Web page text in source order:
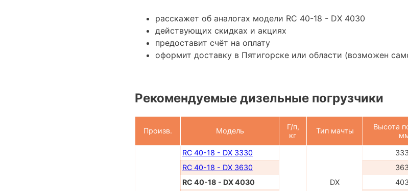
расскажет об аналогах модели RC 40-18 - DX 4030
действующих скидках и акциях
предоставит счёт на оплату
оформит доставку в Пятигорске или области (возможен
Рекомендуемые дизельные погрузчики
Произв. Модель
Г/п,
кг
Тип мачты
Высота
RC 40-18 - DX 3330
DX
RC 40-18 - DX 3630
RC 40-18 - DX 4030